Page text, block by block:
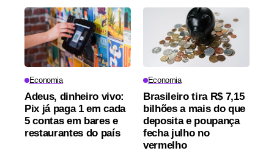
Economia
Adeus, dinheiro vivo:
Pix já paga 1 em cada
5 contas em bares e
restaurantes do país
Economia
Brasileiro tira R$ 7,15
bilhões a mais do que
deposita e poupança
fecha julho no
vermelho